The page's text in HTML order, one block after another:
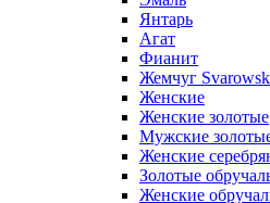
Янтарь
Агат
Фианит
Жемчуг
Женские
Женские золотые
Мужские
Женские
Золотые
Женские